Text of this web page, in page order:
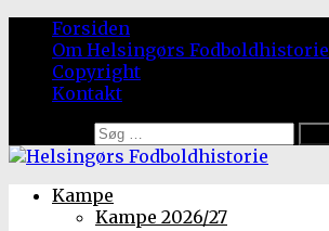
Forsiden
Om Helsingørs Fodboldhistorie
Copyright
Kontakt
Kampe
Kampe 2026/27